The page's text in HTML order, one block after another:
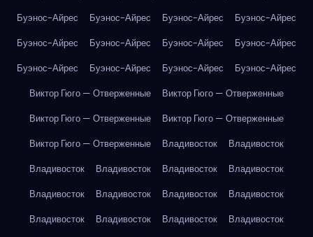
Буэнос-Айрес
Буэнос-Айрес Буэнос-Айрес
Буэнос-Айрес
Буэнос-Айрес
Буэнос-Айрес Буэнос-Айрес
Буэнос-Айрес
Буэнос-Айрес
Буэнос-Айрес Буэнос-Айрес
Буэнос-Айрес
Виктор Гюго — Отверженные
Виктор Гюго — Отверженные
Виктор Гюго — Отверженные
Виктор Гюго — Отверженные
Виктор Гюго — Отверженные
Владивосток
Владивосток
Владивосток
Владивосток Владивосток
Владивосток
Владивосток
Владивосток Владивосток
Владивосток
Владивосток
Владивосток Владивосток
Владивосток